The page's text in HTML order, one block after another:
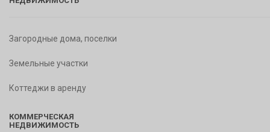
Загородные дома, поселки
Земельные участки
Коттеджи в аренду
КОММЕРЧЕСКАЯ
НЕДВИЖИМОСТЬ